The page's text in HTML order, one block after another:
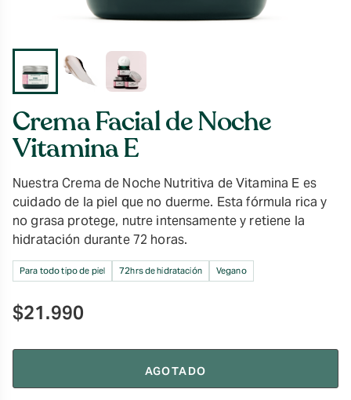
Crema Facial de Noche
Vitamina E
Nuestra Crema de Noche Nutritiva de Vitamina E es
cuidado de la piel que no duerme. Esta fórmula rica y
no grasa protege, nutre intensamente y retiene la
hidratación durante 72 horas.
Para todo tipo de piel 72hrs de hidratación Vegano
$21.990
AGOTADO